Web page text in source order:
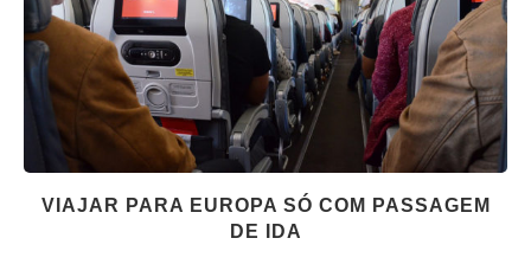
VIAJAR PARA EUROPA SÓ COM PASSAGEM
DE IDA